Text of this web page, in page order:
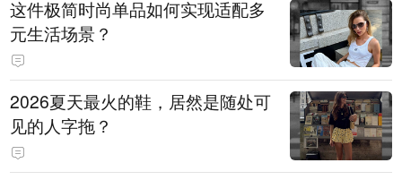
这件极简时尚单品如何实现适配多
元生活场景？
2026夏天最火的鞋，居然是随处可
见的人字拖？